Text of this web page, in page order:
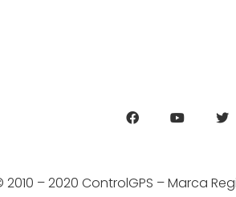
2010 – 2020 ControlGPS – Marca